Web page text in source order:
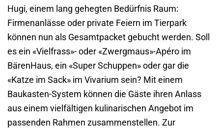
Hugi, einem lang gehegten Bedürfnis Raum:
Firmenanlässe oder private Feiern im Tierpark
können nun als Gesamtpacket gebucht werden. Soll
es ein «Vielfrass»- oder «Zwergmaus»-Apéro im
BärenHaus, ein «Super Schuppen» oder gar die
«Katze im Sack» im Vivarium sein? Mit einem
Baukasten-System können die Gäste ihren Anlass
aus einem vielfältigen kulinarischen Angebot im
passenden Rahmen zusammenstellen. Zur